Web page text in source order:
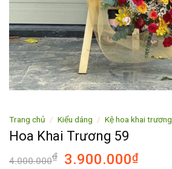
Trang chủ / Kiểu dáng / Kệ hoa khai trương
Hoa Khai Trương 59
4.000.000₫ 3.900.000₫